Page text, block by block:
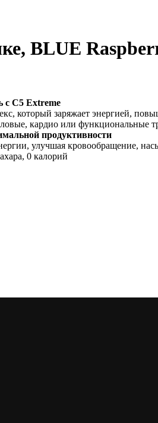
BLUE
с C5 Extreme
который заряжает энергией,
кардио или функциональные
продуктивности
улучшая кровообращение,
0 калорий